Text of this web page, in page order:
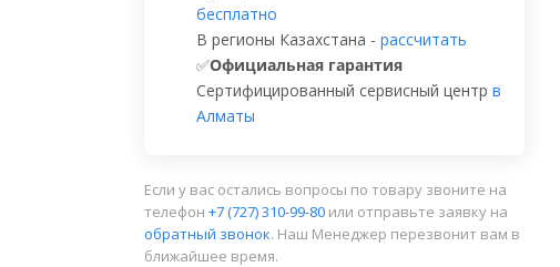
бесплатно
В регионы Казахстана - рассчитать
✅Официальная гарантия
Сертифицированный сервисный центр в
Алматы
Если у вас остались вопросы по товару звоните на
телефон +7 (727) 310-99-80или отправьте заявку на
обратный звонок. Наш Менеджер перезвонит вам в
ближайшее время.